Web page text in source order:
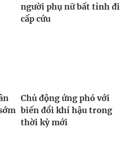
người phụ nữ bất tỉnh đi
cấp cứu
Chủ động ứng phó với
biến đổi khí hậu trong
thời kỳ mới